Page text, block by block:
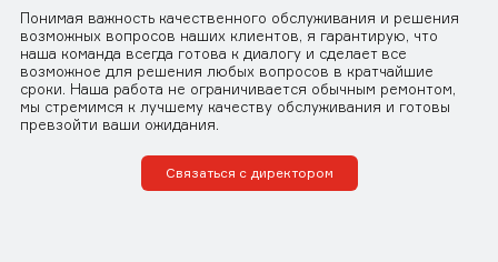
Понимая важность качественного обслуживания и решения
возможных вопросов наших клиентов, я гарантирую, что
наша команда всегда готова к диалогу и сделает все
возможное для решения любых вопросов в кратчайшие
сроки. Наша работа не ограничивается обычным ремонтом,
мы стремимся к лучшему качеству обслуживания и готовы
превзойти ваши ожидания.
Связаться с директором